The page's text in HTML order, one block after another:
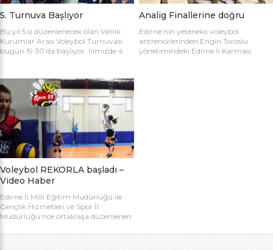
5. Turnuva Başlıyor
Bu yıl 5.si düzenlenecek olan Valilik
Kurumlar Arası Voleybol Turnuvası
bugün 19:30’da başlıyor. İlimizde 4
bugün başlıyor. Toplamda 14 takımın
katılımıyla düzenlenen 5. Valilik
Voleybol Turnuvasının teknik
toplantısı ve kura çekimi Aliço
Pehlivan Sporcu Eğitim Merkezi
Toplantı Salonu’nda yapıldı.
Toplantıya Voleybol hakemi ve
antrenörü Engin Toroslu, Ayhan […]
Analig Finallerine doğru
Edirne’nin yetenekli voleybol
antrenörlerinden Engin Toroslu
yönetimindeki Edirne İl Karması,
Voleybol REKORLA başladı –
Video Haber
Edirne İl Milli Eğitim Müdürlüğü ile
Gençlik Hizmetleri ve Spor İl
Müdürlüğü’nce ortaklaşa düzenlenen